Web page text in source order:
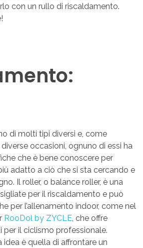
con un rullo di riscaldamento.
di molti tipi diversi e, come
occasioni, ognuno di essi ha
che è bene conoscere per
adatto a ciò che si sta cercando e
Il roller, o balance roller, è una
per il riscaldamento e può
per l’allenamento indoor, come nel
RooDol by ZYCLE, che offre
il ciclismo professionale.
idea è quella di affrontare un